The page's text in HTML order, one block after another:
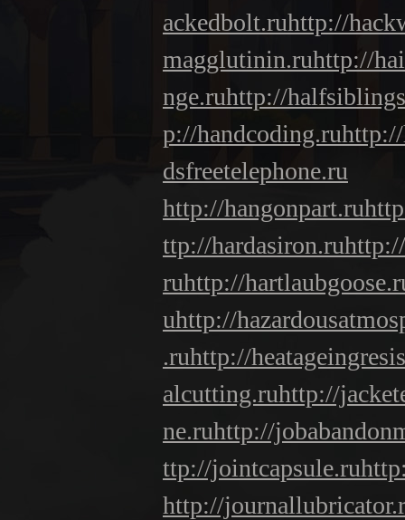
ackedbolt.ruhttp://
magglutinin.ruhttp://
nge.ruhttp://
p://handcoding.ruhttp://
dsfreetelephone.ru
http://hangonpart.ru
ttp://hardasiron.ru
ruhttp://
uhttp://
.ruhttp://
alcutting.ruhttp://
ne.ruhttp://
ttp://jointcapsule.ru
http://